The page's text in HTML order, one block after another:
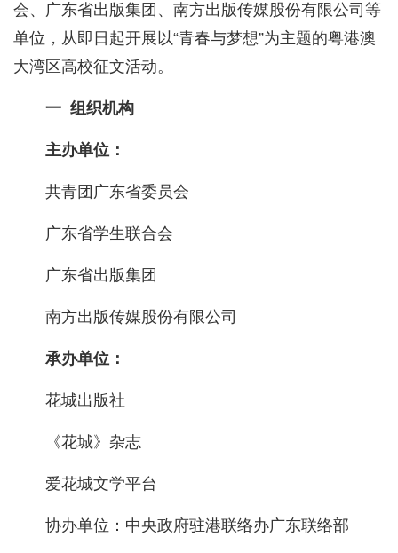
会、广东省出版集团、南方出版传媒股份有限公司等
单位，从即日起开展以“青春与梦想”为主题的粤港澳
大湾区高校征文活动。
一 组织机构
主办单位：
共青团广东省委员会
广东省学生联合会
广东省出版集团
南方出版传媒股份有限公司
承办单位：
花城出版社
《花城》杂志
爱花城文学平台
协办单位：中央政府驻港联络办广东联络部